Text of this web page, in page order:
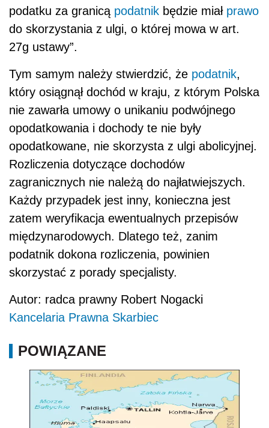
podatku za granicą podatnik będzie miał prawo
do skorzystania z ulgi, o której mowa w art.
27g ustawy”.
Tym samym należy stwierdzić, że podatnik,
który osiągnął dochód w kraju, z którym Polska
nie zawarła umowy o unikaniu podwójnego
opodatkowania i dochody te nie były
opodatkowane, nie skorzysta z ulgi abolicyjnej.
Rozliczenia dotyczące dochodów
zagranicznych nie należą do najłatwiejszych.
Każdy przypadek jest inny, konieczna jest
zatem weryfikacja ewentualnych przepisów
międzynarodowych. Dlatego też, zanim
podatnik dokona rozliczenia, powinien
skorzystać z porady specjalisty.
Autor: radca prawny Robert Nogacki
Kancelaria Prawna Skarbiec
POWIĄZANE